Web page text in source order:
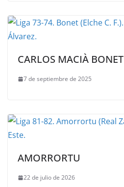
CARLOS MACIÀ BONET
7 de septiembre de 2025
AMORRORTU
22 de julio de 2026